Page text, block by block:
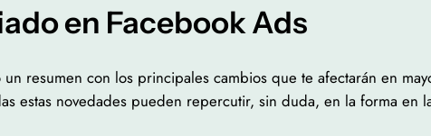
en Facebook Ads
resumen con los principales cambios que te afectarán en
estas novedades pueden repercutir, sin duda, en la forma en